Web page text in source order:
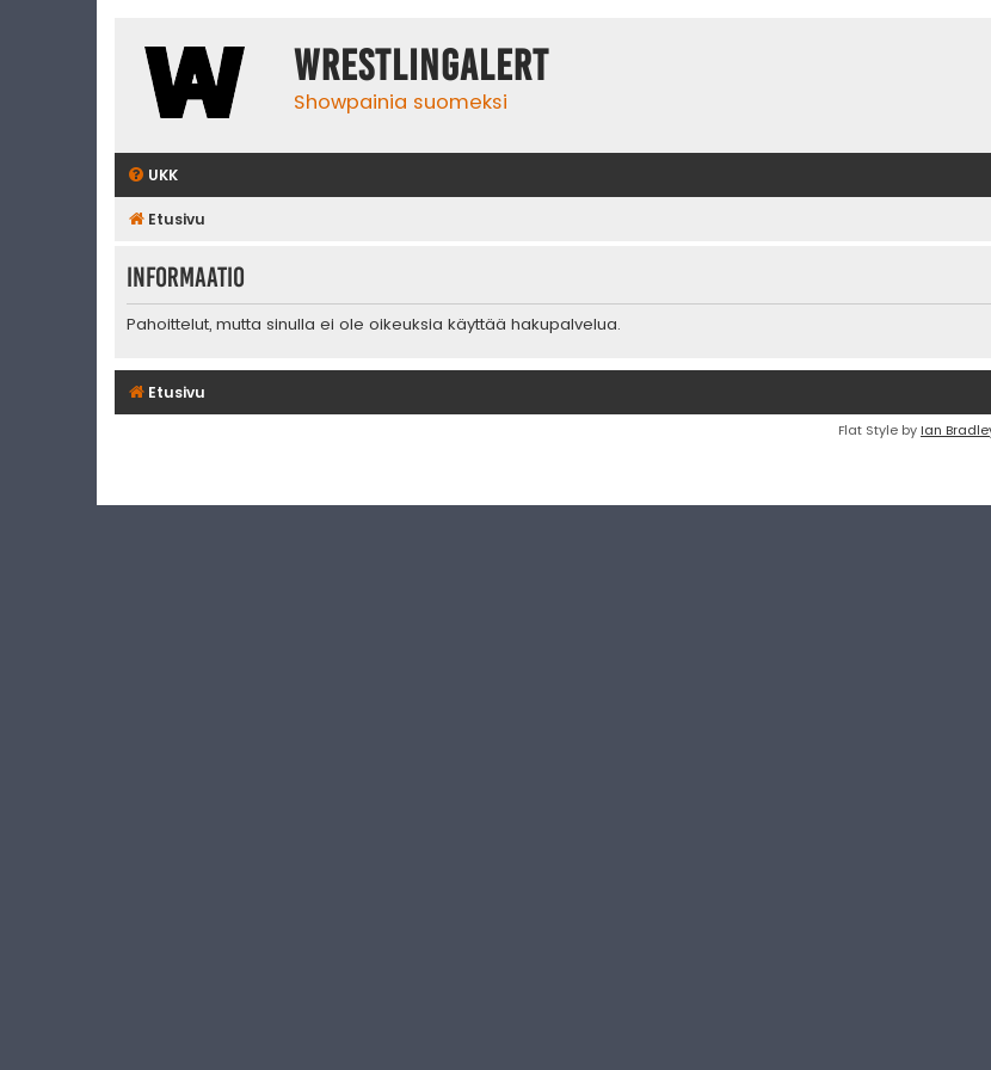
WrestlingAlert
Showpainia suomeksi
UKK
Etusivu
Informaatio
Pahoittelut, mutta sinulla ei ole oikeuksia käyttää hakupalvelua.
Etusivu
Flat Style by Ian